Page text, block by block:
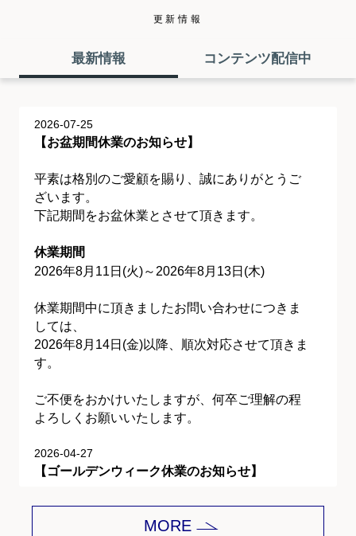
更新情報
最新情報 コンテンツ配信中
2026-07-25
【お盆期間休業のお知らせ】
平素は格別のご愛顧を賜り、誠にありがとうご
ざいます。
下記期間をお盆休業とさせて頂きます。
休業期間
2026年8月11日(火)～2026年8月13日(木)
休業期間中に頂きましたお問い合わせにつきま
しては、
2026年8月14日(金)以降、順次対応させて頂きま
す。
ご不便をおかけいたしますが、何卒ご理解の程
よろしくお願いいたします。
2026-04-27
【ゴールデンウィーク休業のお知らせ】
平素は格別のご愛顧を賜り、誠にありがとうご
MORE